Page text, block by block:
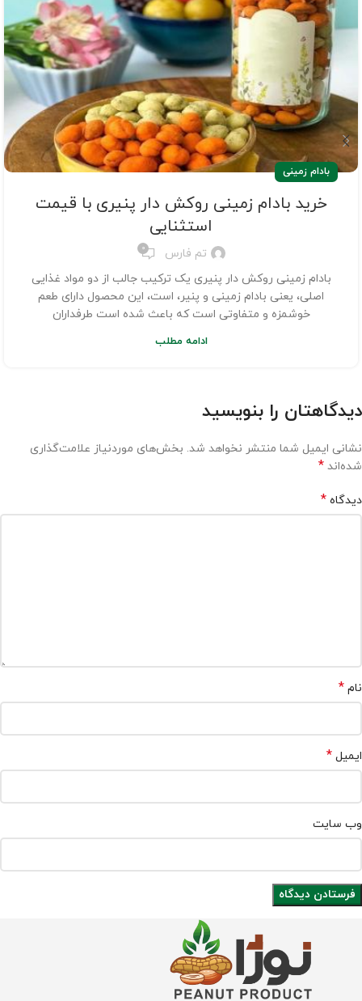
بادام زمینی
خرید بادام زمینی روکش دار پنیری با قیمت
استثنایی
تم فارس 0
بادام زمینی روکش دار پنیری یک ترکیب جالب از دو مواد غذایی
اصلی، یعنی بادام زمینی و پنیر، است، این محصول دارای طعم
خوشمزه و متفاوتی است که باعث شده است طرفداران
ادامه مطلب
دیدگاهتان را بنویسید
نشانی ایمیل شما منتشر نخواهد شد. بخش‌های موردنیاز علامت‌گذاری
شده‌اند *
دیدگاه *
نام *
ایمیل *
وب‌ سایت